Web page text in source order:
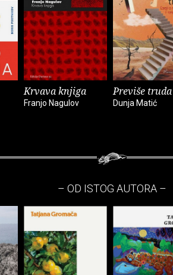
Krvava knjiga
Franjo Nagulov
Previše truda
Dunja Matić
– OD ISTOG AUTORA –